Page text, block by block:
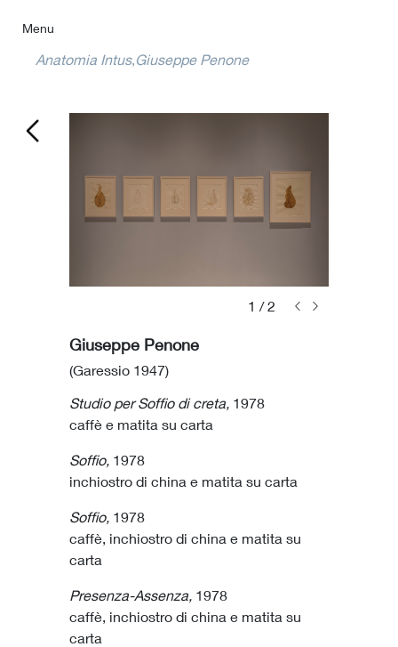
Sublimi
Anatomie,
index
Menu
Anatomia Intus Giuseppe Penone
1 /2
Giuseppe Penone
(Garessio 1947)
Studio per Soffio di creta, 1978
caffè e matita su carta
Soffio, 1978
inchiostro di china e matita su carta
Soffio, 1978
caffè, inchiostro di china e matita su
carta
Presenza-Assenza, 1978
caffè, inchiostro di china e matita su
carta